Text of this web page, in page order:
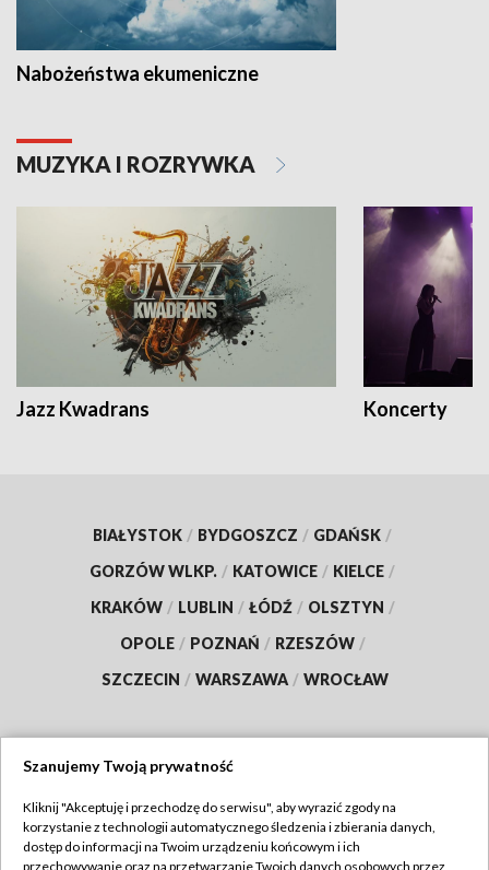
Nabożeństwa ekumeniczne
MUZYKA I ROZRYWKA
Jazz Kwadrans Koncerty
BIAŁYSTOK / BYDGOSZCZ / GDAŃSK /
GORZÓW WLKP. / KATOWICE / KIELCE /
KRAKÓW / LUBLIN / ŁÓDŹ / OLSZTYN /
OPOLE / POZNAŃ / RZESZÓW /
SZCZECIN / WARSZAWA / WROCŁAW
TVP
Szanujemy Twoją prywatność
Kliknij "Akceptuję i przechodzę do serwisu", aby wyrazić zgody na
korzystanie z technologii automatycznego śledzenia i zbierania danych,
dostęp do informacji na Twoim urządzeniu końcowym i ich
przechowywanie oraz na przetwarzanie Twoich danych osobowych przez